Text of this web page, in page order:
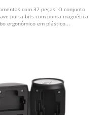
com 37 peças. O conjunto
porta-bits com ponta magnética
ergonômico em plástico...